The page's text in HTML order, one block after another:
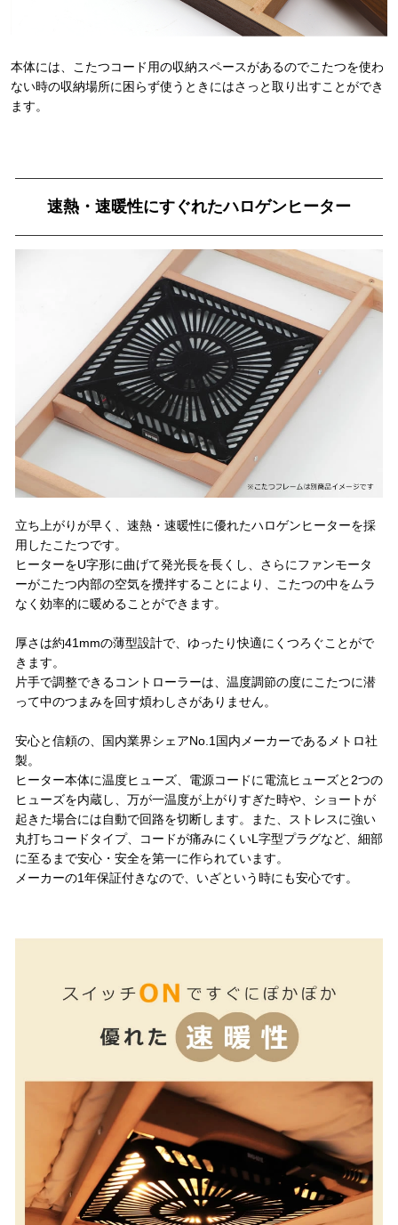
本体には、こたつコード用の収納スペースがあるのでこたつを使わ
ない時の収納場所に困らず使うときにはさっと取り出すことができ
ます。
速熱・速暖性にすぐれたハロゲンヒーター
立ち上がりが早く、速熱・速暖性に優れたハロゲンヒーターを採
用したこたつです。
ヒーターをU字形に曲げて発光長を長くし、さらにファンモータ
ーがこたつ内部の空気を攪拌することにより、こたつの中をムラ
なく効率的に暖めることができます。
厚さは約41mmの薄型設計で、ゆったり快適にくつろぐことがで
きます。
片手で調整できるコントローラーは、温度調節の度にこたつに潜
って中のつまみを回す煩わしさがありません。
安心と信頼の、国内業界シェアNo.1国内メーカーであるメトロ社
製。
ヒーター本体に温度ヒューズ、電源コードに電流ヒューズと2つの
ヒューズを内蔵し、万が一温度が上がりすぎた時や、ショートが
起きた場合には自動で回路を切断します。また、ストレスに強い
丸打ちコードタイプ、コードが痛みにくいL字型プラグなど、細部
に至るまで安心・安全を第一に作られています。
メーカーの1年保証付きなので、いざという時にも安心です。